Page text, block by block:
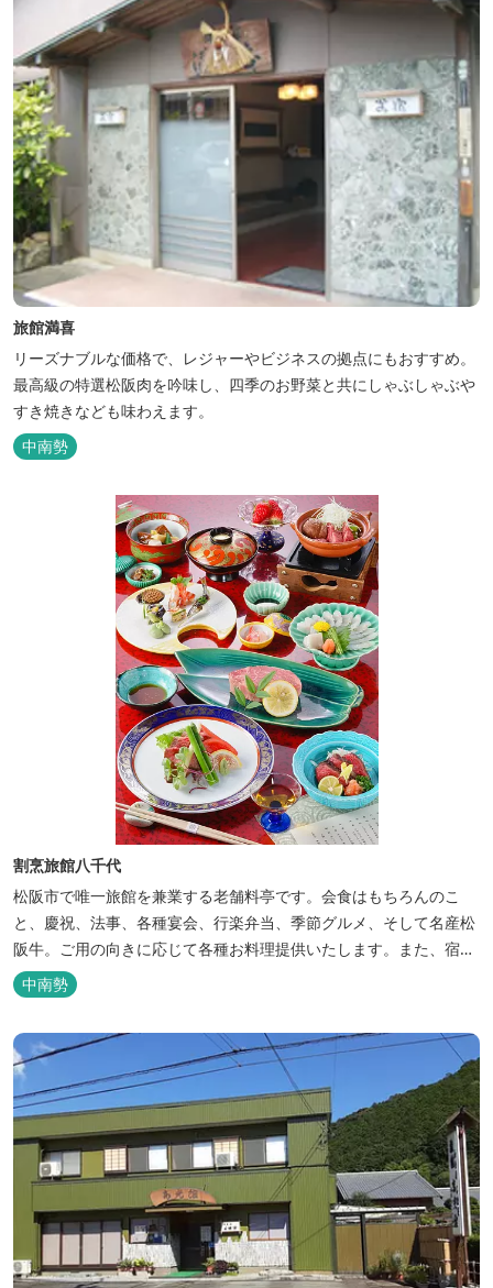
旅館満喜
リーズナブルな価格で、レジャーやビジネスの拠点にもおすすめ。
最高級の特選松阪肉を吟味し、四季のお野菜と共にしゃぶしゃぶや
すき焼きなども味わえます。
中南勢
割烹旅館八千代
松阪市で唯一旅館を兼業する老舗料亭です。会食はもちろんのこ
と、慶祝、法事、各種宴会、行楽弁当、季節グルメ、そして名産松
阪牛。ご用の向きに応じて各種お料理提供いたします。また、宿泊
のご用もたまわります。 国登録有形文化財に選ばれた純木造建築で
昔風情をお楽しみください。
中南勢